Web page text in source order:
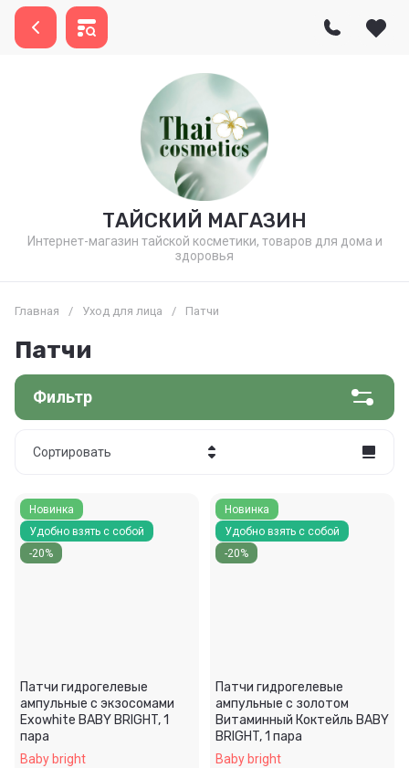
ТАЙСКИЙ МАГАЗИН
Интернет-магазин тайской косметики, товаров для дома и
здоровья
Главная / Уход для лица / Патчи
Патчи
Фильтр
Сортировать
Цена - возрастание
Новинка
Удобно взять с собой
-20%
Патчи гидрогелевые
ампульные с экзосомами
Exowhite BABY BRIGHT, 1
пара
Baby bright
Новинка
Удобно взять с собой
-20%
Патчи гидрогелевые
ампульные с золотом
Витаминный Коктейль BABY
BRIGHT, 1 пара
Baby bright